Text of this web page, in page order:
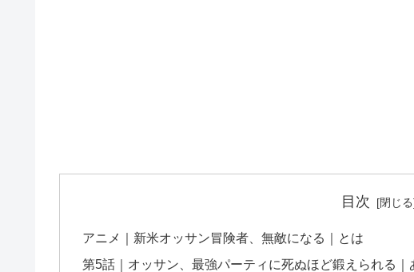
目次
アニメ｜新米オッサン冒険者、無敵になる｜とは
第5話｜オッサン、最強パーティに死ぬほど鍛えられる｜